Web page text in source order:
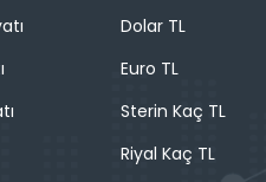
Dolar TL
Euro TL
Sterin Kaç TL
Riyal Kaç TL